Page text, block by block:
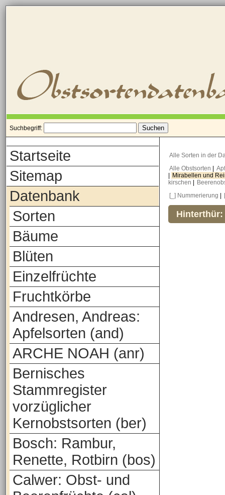
Suchbegriff:
Startseite
Sitemap
Datenbank
Sorten
Bäume
Blüten
Einzelfrüchte
Fruchtkörbe
Andresen, Andreas:
Apfelsorten (and)
ARCHE NOAH (anr)
Bernisches
Stammregister
vorzüglicher
Kernobstsorten (ber)
Bosch: Rambur,
Renette, Rotbirn (bos)
Calwer: Obst- und
Alle Sorten in der
Alle Obstsorten
Mirabellen und
kirschen
[_] Nummerierung